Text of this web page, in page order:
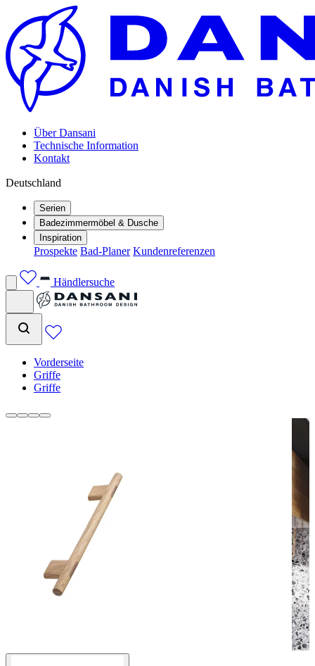
Über Dansani
Technische Information
Kontakt
Deutschland
Serien
Badezimmermöbel & Dusche
Inspiration
Prospekte Bad-Planer Kundenreferenzen
Händlersuche
Vorderseite
Griffe
Griffe